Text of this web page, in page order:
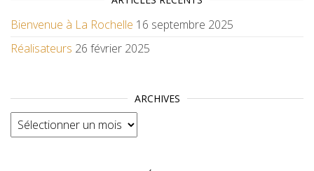
Bienvenue à La Rochelle 16 septembre 2025
Réalisateurs 26 février 2025
ARCHIVES
Archives